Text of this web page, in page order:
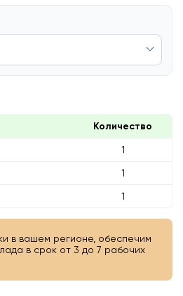
Количество
1
1
1
в вашем регионе, обеспечим
в срок от 3 до 7 рабочих